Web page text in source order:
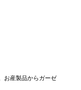
お産製品からガーゼ